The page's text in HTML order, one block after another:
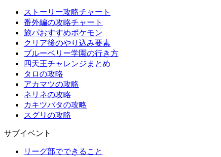
ストーリー攻略チャート
番外編の攻略チャート
旅パおすすめポケモン
クリア後のやり込み要素
ブルーベリー学園の行き方
四天王チャレンジまとめ
タロの攻略
アカマツの攻略
ネリネの攻略
カキツバタの攻略
スグリの攻略
サブイベント
リーグ部でできること